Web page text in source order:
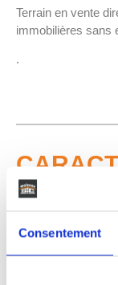
Consentement
Terrain en vente
immobilières sans
.